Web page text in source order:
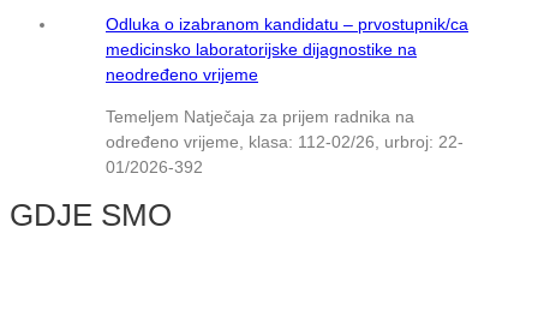
Odluka o izabranom kandidatu – prvostupnik/ca
medicinsko laboratorijske dijagnostike na
neodređeno vrijeme
Temeljem Natječaja za prijem radnika na
određeno vrijeme, klasa: 112-02/26, urbroj: 22-
01/2026-392
GDJE SMO